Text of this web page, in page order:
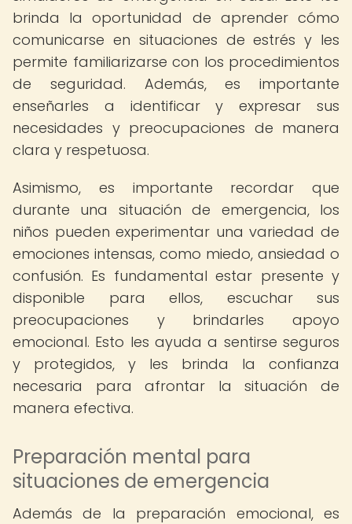
brinda la oportunidad de aprender cómo
comunicarse en situaciones de estrés y les
permite familiarizarse con los procedimientos
de seguridad. Además, es importante
enseñarles a identificar y expresar sus
necesidades y preocupaciones de manera
clara y respetuosa.
Asimismo, es importante recordar que
durante una situación de emergencia, los
niños pueden experimentar una variedad de
emociones intensas, como miedo, ansiedad o
confusión. Es fundamental estar presente y
disponible para ellos, escuchar sus
preocupaciones y brindarles apoyo
emocional. Esto les ayuda a sentirse seguros
y protegidos, y les brinda la confianza
necesaria para afrontar la situación de
manera efectiva.
Preparación mental para
situaciones de emergencia
Además de la preparación emocional, es